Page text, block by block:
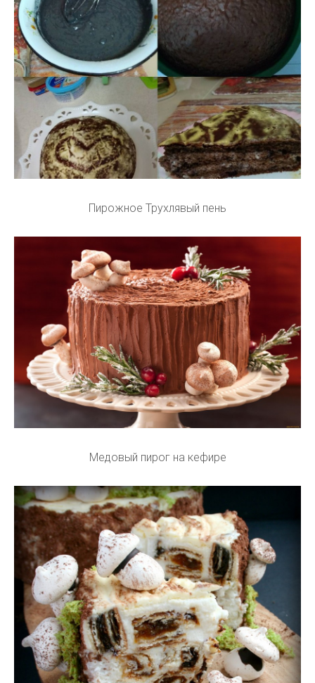
Пирожное Трухлявый пень
Медовый пирог на кефире